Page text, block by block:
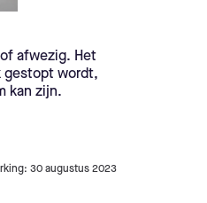
afwezig. Het
gestopt wordt,
kan zijn.
30 augustus 2023